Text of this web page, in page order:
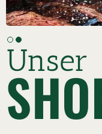
Unser